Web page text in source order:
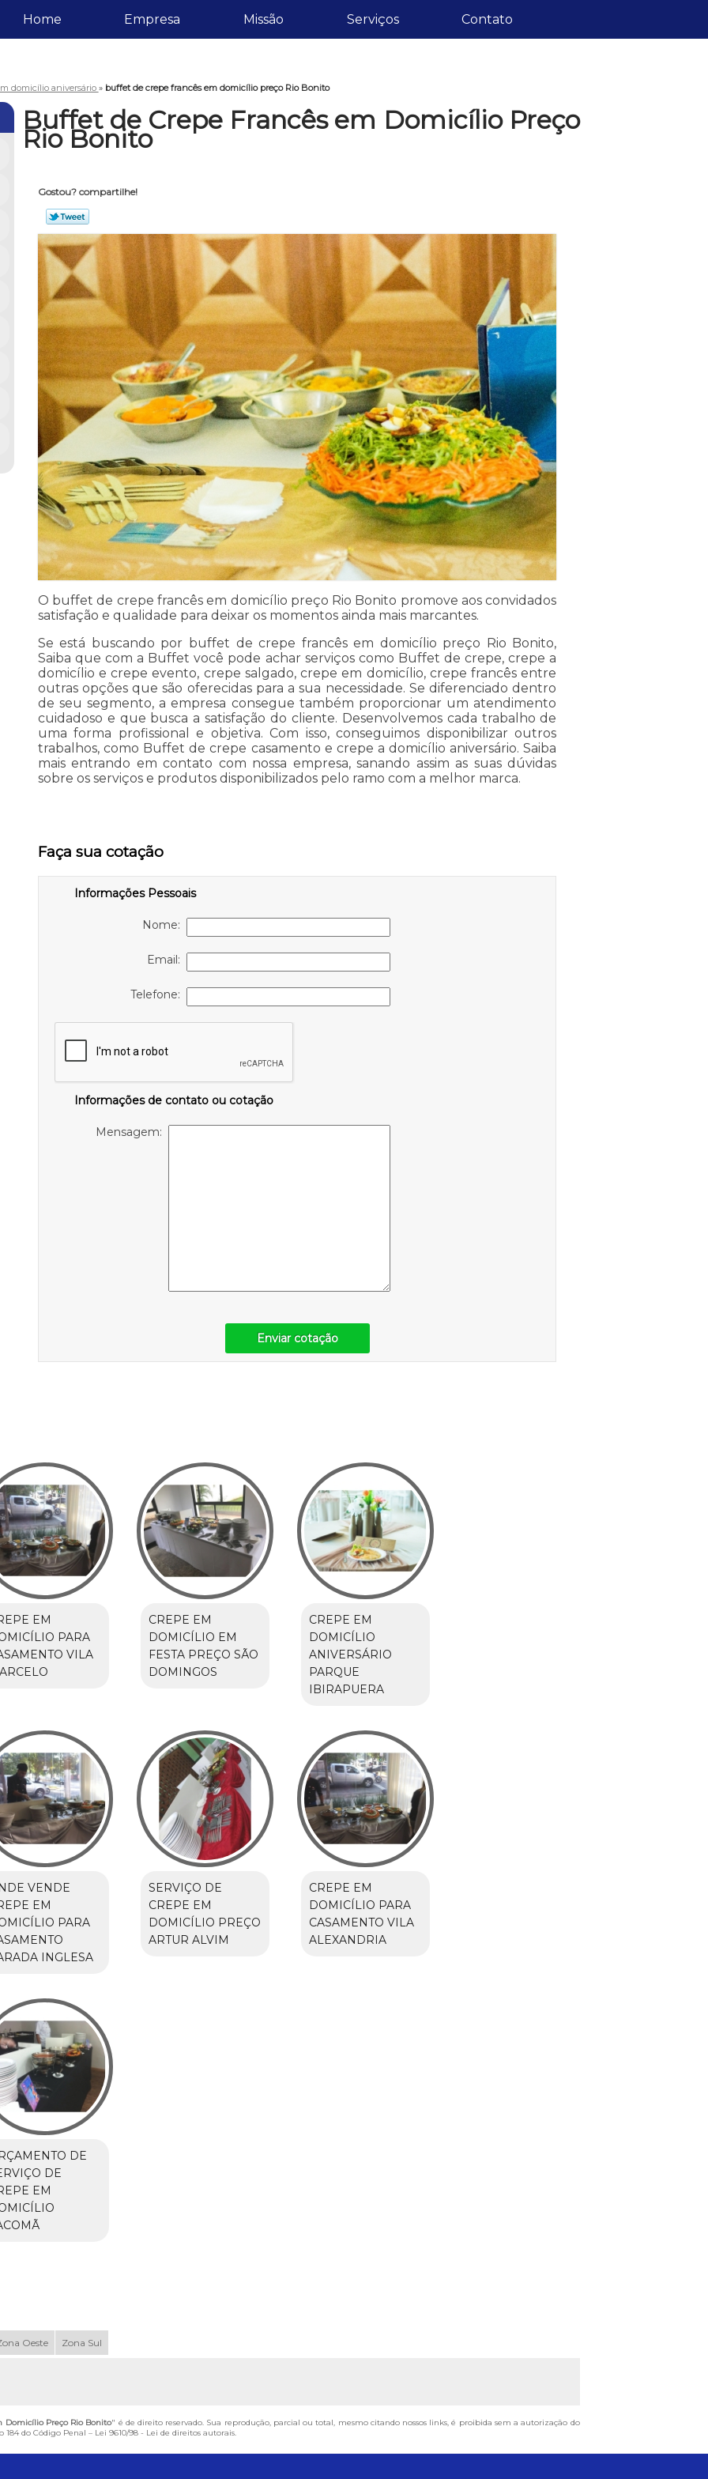
Home Empresa Missão Serviços Contato
domicílio aniversário » buffet de crepe francês em domicílio preço Rio Bonito
Buffet de Crepe Francês em Domicílio Preço
Rio Bonito
Gostou? compartilhe!
O buffet de crepe francês em domicílio preço Rio Bonito promove aos convidados
satisfação e qualidade para deixar os momentos ainda mais marcantes.
Se está buscando por buffet de crepe francês em domicílio preço Rio Bonito,
Saiba que com a Buffet você pode achar serviços como Buffet de crepe, crepe a
domicílio e crepe evento, crepe salgado, crepe em domicílio, crepe francês entre
outras opções que são oferecidas para a sua necessidade. Se diferenciado dentro
de seu segmento, a empresa consegue também proporcionar um atendimento
cuidadoso e que busca a satisfação do cliente. Desenvolvemos cada trabalho de
uma forma profissional e objetiva. Com isso, conseguimos disponibilizar outros
trabalhos, como Buffet de crepe casamento e crepe a domicílio aniversário. Saiba
mais entrando em contato com nossa empresa, sanando assim as suas dúvidas
sobre os serviços e produtos disponibilizados pelo ramo com a melhor marca.
Faça sua cotação
Informações Pessoais
Nome:
Email:
Telefone:
Informações de contato ou cotação
Mensagem:
Enviar cotação
EM
PARA
VILA
CREPE EM
DOMICÍLIO EM
FESTA PREÇO SÃO
DOMINGOS
CREPE EM
DOMICÍLIO
ANIVERSÁRIO
PARQUE
IBIRAPUERA
VENDE
EM
PARA
INGLESA
SERVIÇO DE
CREPE EM
DOMICÍLIO PREÇO
ARTUR ALVIM
CREPE EM
DOMICÍLIO PARA
CASAMENTO VILA
ALEXANDRIA
DE
DE
EM
Oeste Zona Sul
Domicílio Preço Rio Bonito" é de direito reservado. Sua reprodução, parcial ou total, mesmo citando nossos links, é proibida sem a autorização do
do Código Penal – Lei 9610/98 - Lei de direitos autorais.